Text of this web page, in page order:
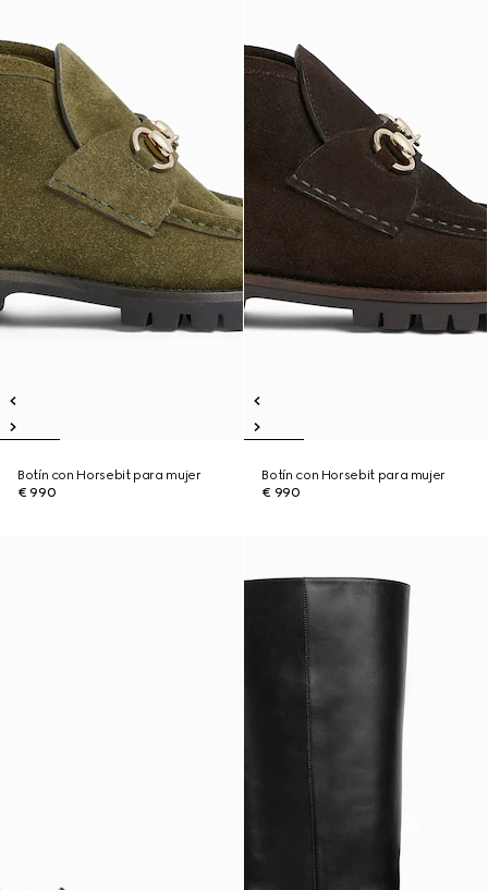
Botín con Horsebit para mujer
€ 990
Botín con Horsebit para mujer
€ 990